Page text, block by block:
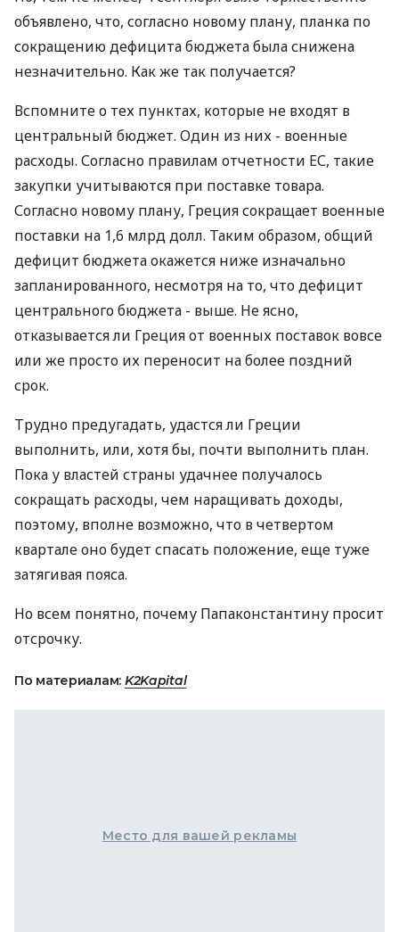
объявлено, что, согласно новому плану, планка по
сокращению дефицита бюджета была снижена
незначительно. Как же так получается?
Вспомните о тех пунктах, которые не входят в
центральный бюджет. Один из них - военные
расходы. Согласно правилам отчетности ЕС, такие
закупки учитываются при поставке товара.
Согласно новому плану, Греция сокращает военные
поставки на 1,6 млрд долл. Таким образом, общий
дефицит бюджета окажется ниже изначально
запланированного, несмотря на то, что дефицит
центрального бюджета - выше. Не ясно,
отказывается ли Греция от военных поставок вовсе
или же просто их переносит на более поздний
срок.
Трудно предугадать, удастся ли Греции
выполнить, или, хотя бы, почти выполнить план.
Пока у властей страны удачнее получалось
сокращать расходы, чем наращивать доходы,
поэтому, вполне возможно, что в четвертом
квартале оно будет спасать положение, еще туже
затягивая пояса.
Но всем понятно, почему Папаконстантину просит
отсрочку.
По материалам: K2Kapital
Место для вашей рекламы